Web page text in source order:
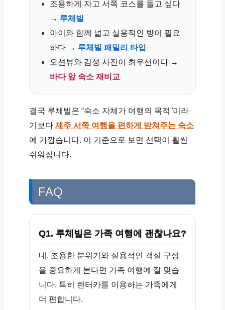
조용하게 자고 서쪽 코스를 돌고 싶다
→ 루체빌
아이와 함께 넓고 실용적인 방이 필요
하다 → 루체빌 패밀리 타입
오션뷰와 감성 사진이 최우선이다 →
바다 앞 숙소 재비교
결국 루체빌은 “숙소 자체가 여행의 목적”이라
기보다 제주 서쪽 여행을 편하게 받쳐주는 숙소
에 가깝습니다. 이 기준으로 보면 선택이 훨씬
쉬워집니다.
FAQ
Q1. 루체빌은 가족 여행에 괜찮나요?
네. 조용한 분위기와 실용적인 객실 구성
을 중요하게 본다면 가족 여행에 잘 맞습
니다. 특히 렌터카를 이용하는 가족에게
더 편합니다.